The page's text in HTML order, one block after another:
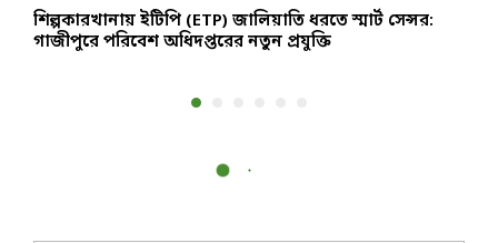
শিল্পকারখানায় ইটিপি (ETP) জালিয়াতি ধরতে স্মার্ট সেন্সর:
গাজীপুরে পরিবেশ অধিদপ্তরের নতুন প্রযুক্তি